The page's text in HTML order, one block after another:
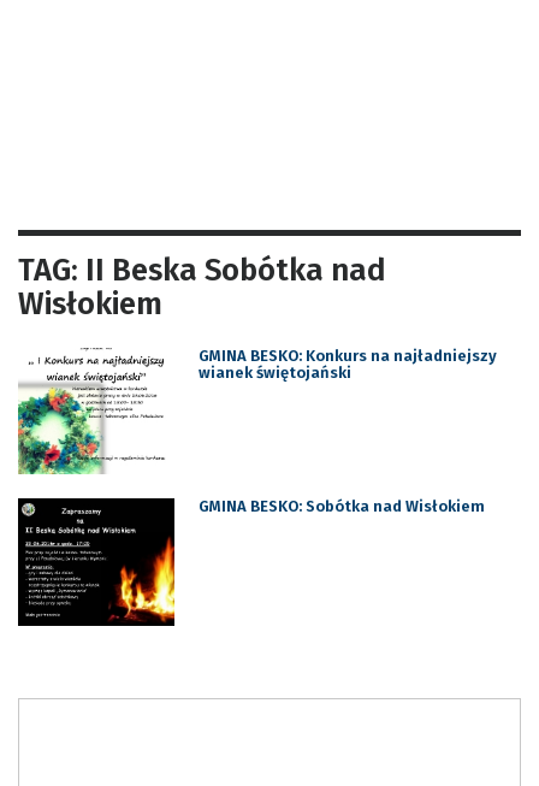
TAG: II Beska Sobótka nad
Wisłokiem
GMINA BESKO: Konkurs na najładniejszy
wianek świętojański
GMINA BESKO: Sobótka nad Wisłokiem